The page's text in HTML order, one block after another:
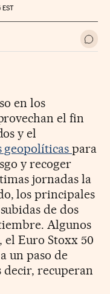
EST
Ir a
en los
el fin
y el
geopolíticaspara
y recoger
jornadas la
los principales
de dos
Algunos
el Euro Stoxx 50
un paso de
recuperan